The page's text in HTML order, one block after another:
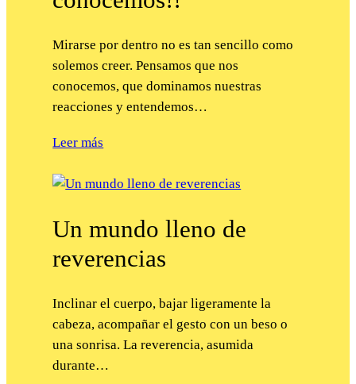
Mirarse por dentro no es tan sencillo como
solemos creer. Pensamos que nos
conocemos, que dominamos nuestras
reacciones y entendemos…
Leer más
Un mundo lleno de
reverencias
Inclinar el cuerpo, bajar ligeramente la
cabeza, acompañar el gesto con un beso o
una sonrisa. La reverencia, asumida
durante…